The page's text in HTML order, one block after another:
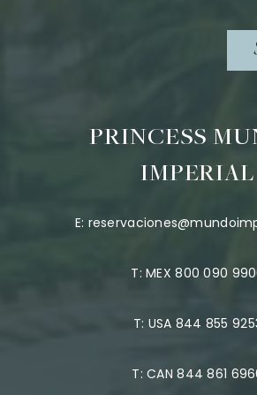
PRINCESS
IMPERIAL
E:
T:MEX 800 090
T: USA 844 855
T:CAN 844 861